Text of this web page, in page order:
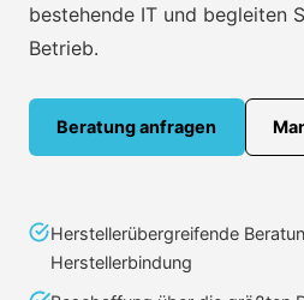
bestehende IT und begleiten
Betrieb.
Beratung anfragen
Herstellerübergreifende
Herstellerbindung